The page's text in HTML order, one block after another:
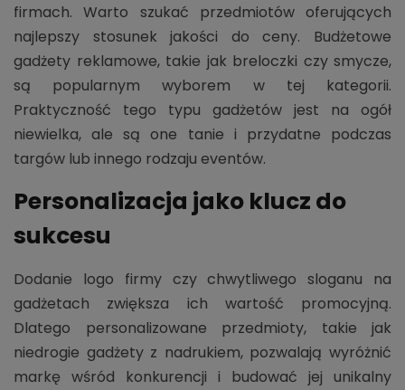
firmach. Warto szukać przedmiotów oferujących
najlepszy stosunek jakości do ceny. Budżetowe
gadżety reklamowe, takie jak breloczki czy smycze,
są popularnym wyborem w tej kategorii.
Praktyczność tego typu gadżetów jest na ogół
niewielka, ale są one tanie i przydatne podczas
targów lub innego rodzaju eventów.
Personalizacja jako klucz do
sukcesu
Dodanie logo firmy czy chwytliwego sloganu na
gadżetach zwiększa ich wartość promocyjną.
Dlatego personalizowane przedmioty, takie jak
niedrogie gadżety z nadrukiem, pozwalają wyróżnić
markę wśród konkurencji i budować jej unikalny